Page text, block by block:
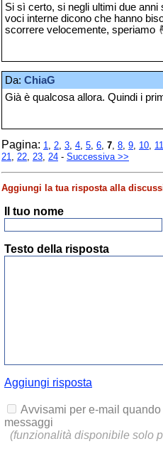
Si sì certo, si negli ultimi due
voci interne dicono che hanno
scorrere velocemente, speriamo
Da: ChiaG
Già è qualcosa allora. Quindi i
Pagina: 1, 2, 3, 4, 5, 6, 7, 8, 9, 10, 11
21, 22, 23, 24 - Successiva >>
Aggiungi la tua risposta alla
Il tuo nome
Testo della risposta
Aggiungi risposta
Avvisami per e-mail
messaggi
(funzionalità disponibile solo